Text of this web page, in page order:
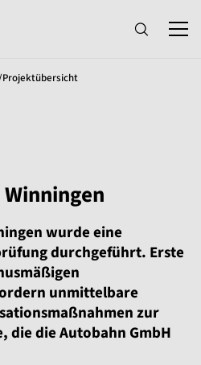
Projektübersicht
wurde eine
durchgeführt. Erste
unmittelbare
zur
die die Autobahn GmbH